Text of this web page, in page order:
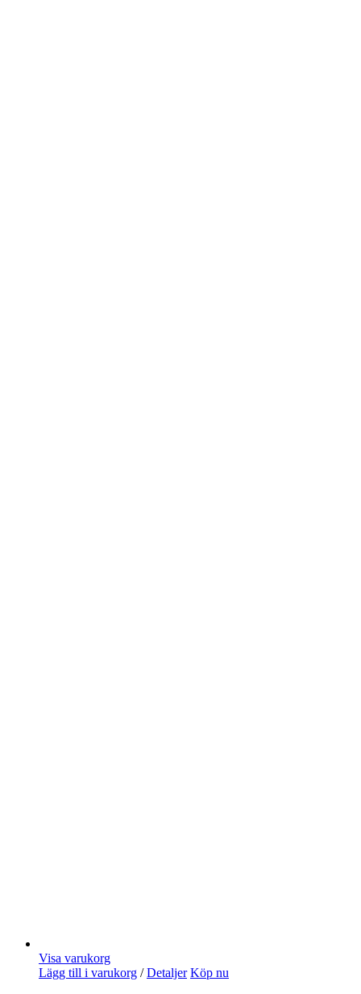
Visa varukorg
Lägg till i varukorg / Detaljer Köp nu